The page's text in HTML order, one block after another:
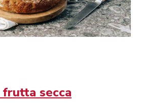
secca